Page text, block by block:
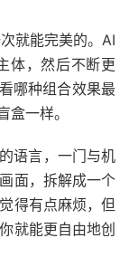
就能完美的。AI
体，然后不断更
哪种组合效果最
一样。
语言，一门与机
面，拆解成一个
得有点麻烦，但
就能更自由地创